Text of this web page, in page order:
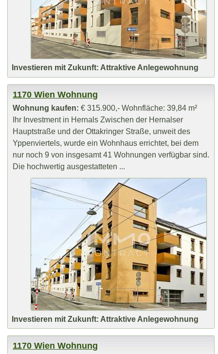
Investieren mit Zukunft: Attraktive Anlegewohnung
1170 Wien Wohnung
Wohnung kaufen: € 315.900,- Wohnfläche: 39,84 m²
Ihr Investment in Hernals Zwischen der Hernalser
Hauptstraße und der Ottakringer Straße, unweit des
Yppenviertels, wurde ein Wohnhaus errichtet, bei dem
nur noch 9 von insgesamt 41 Wohnungen verfügbar sind.
Die hochwertig ausgestatteten ...
Investieren mit Zukunft: Attraktive Anlegewohnung
1170 Wien Wohnung